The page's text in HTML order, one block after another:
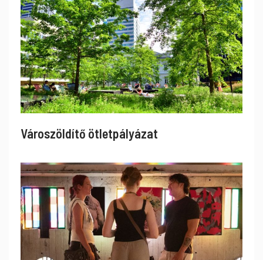
Városzöldítő ötletpályázat